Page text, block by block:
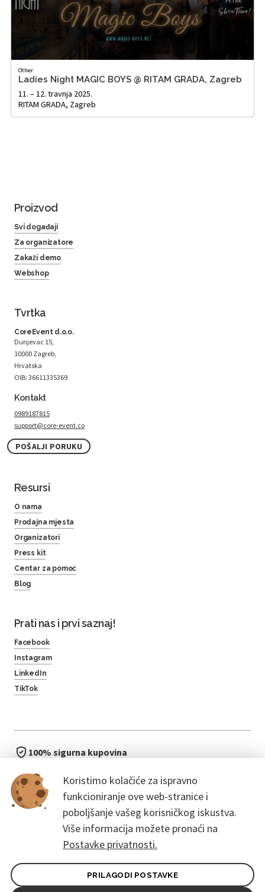
Other
Ladies Night MAGIC BOYS @ RITAM GRADA, Zagreb
11. – 12. travnja 2025.
RITAM GRADA, Zagreb
Koristimo kolačiće za ispravno
funkcioniranje ove web-stranice i
poboljšanje vašeg korisničkog iskustva.
Više informacija možete pronaći na
Postavke privatnosti.
PRILAGODI POSTAVKE
Proizvod
Svi događaji
Za organizatore
Zakaži demo
Webshop
Tvrtka
CoreEvent d.o.o.
Dunjevac 15,
10000 Zagreb,
Hrvatska
OIB: 36611335369
Kontakt
0989187815
support@core-event.co
POŠALJI PORUKU
Resursi
O nama
Prodajna mjesta
Organizatori
Press kit
Centar za pomoć
Blog
Prati nas i prvi saznaj!
Facebook
Instagram
LinkedIn
TikTok
100% sigurna kupovina
bez čekanja u redu
Opći uvjeti ugovora za kupce